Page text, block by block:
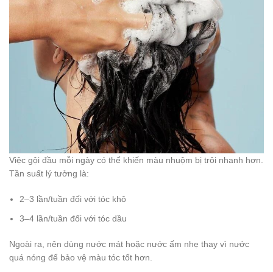
Việc gội đầu mỗi ngày có thể khiến màu nhuộm bị trôi nhanh hơn.
Tần suất lý tưởng là:
2–3 lần/tuần đối với tóc khô
3–4 lần/tuần đối với tóc dầu
Ngoài ra, nên dùng nước mát hoặc nước ấm nhẹ thay vì nước
quá nóng để bảo vệ màu tóc tốt hơn.